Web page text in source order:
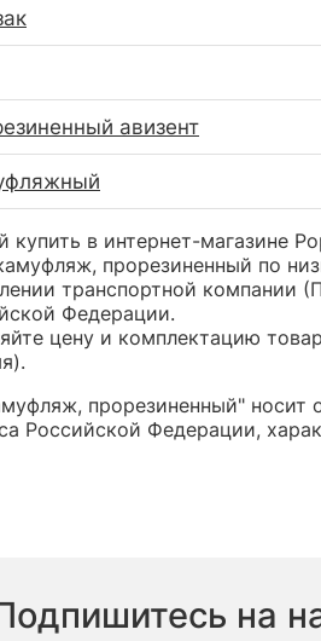
авизент
в интернет-магазине
прорезиненный по
транспортной
Федерации.
цену и комплектацию
прорезиненный" носит
Российской Федерации,
на